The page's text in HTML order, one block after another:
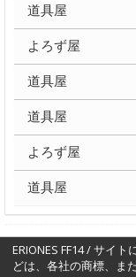
道具屋
よろず屋
道具屋
道具屋
よろず屋
道具屋
ERIONES FF14 / サイ
どは、各社の商標、ま